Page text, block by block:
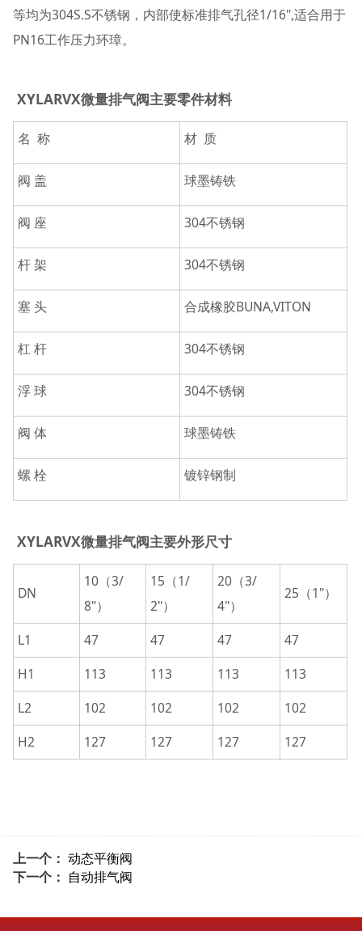
等均为304S.S不锈钢，内部使标准排气孔径1/16",适合用于
PN16工作压力环璋。
XYLARVX微量排气阀主要零件材料
名 称 材 质
阀 盖 球墨铸铁
阀 座 304不锈钢
杆 架 304不锈钢
塞 头 合成橡胶BUNA,VITON
杠 杆 304不锈钢
浮 球 304不锈钢
阀 体 球墨铸铁
螺 栓 镀锌钢制
XYLARVX微量排气阀主要外形尺寸
DN
10（3/
8"）
15（1/
2"）
20（3/
4"）
25（1"）
L1 47 47 47
47
H1
113 113 113
113
L2
102 102 102
102
H2
127 127 127 127
上一个： 动态平衡阀
下一个： 自动排气阀